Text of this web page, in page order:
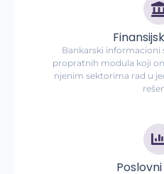
Bankarski informacioni
propratnih modula koji
njenim sektorima rad u